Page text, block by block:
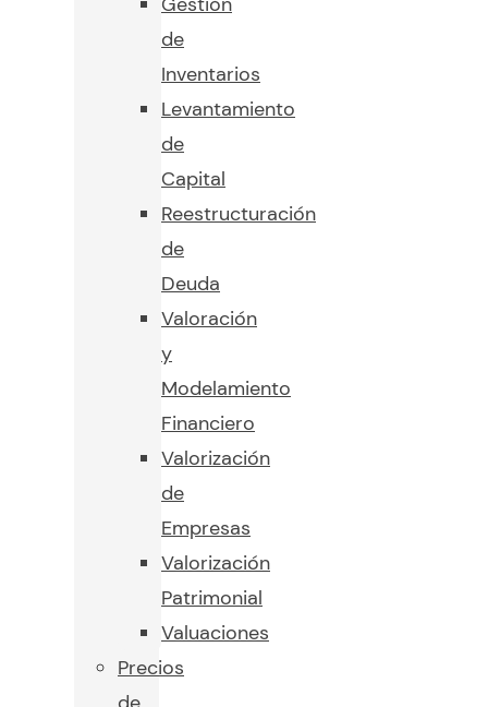
de
Inventarios
Levantamiento
de
Capital
Reestructuración
de
Deuda
Valoración
y
Modelamiento
Financiero
Valorización
de
Empresas
Valorización
Patrimonial
Valuaciones
Precios